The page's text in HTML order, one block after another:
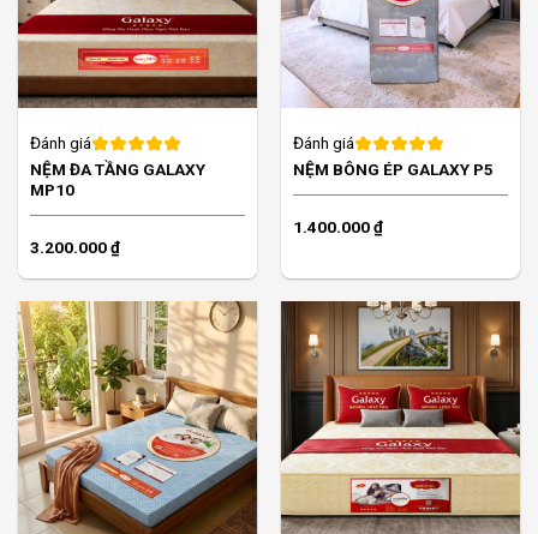
Đánh giá
NỆM ĐA TẦNG GALAXY
MP10
3.200.000₫
Đánh giá
NỆM BÔNG ÉP GALAXY P5
1.400.000₫